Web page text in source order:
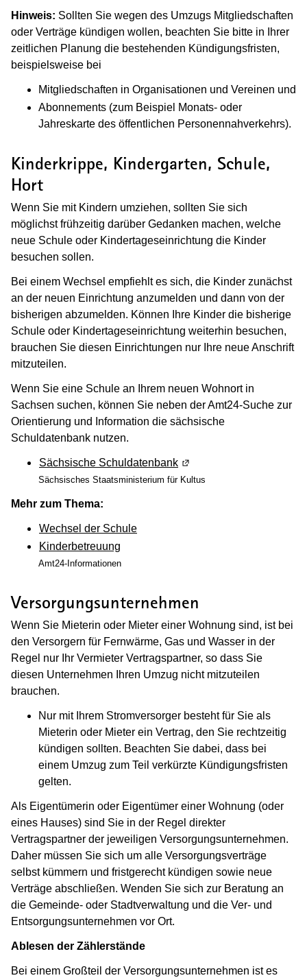
Hinweis: Sollten Sie wegen des Umzugs Mitgliedschaften
oder Verträge kündigen wollen, beachten Sie bitte in Ihrer
zeitlichen Planung die bestehenden Kündigungsfristen,
beispielsweise bei
Mitgliedschaften in Organisationen und Vereinen und
Abonnements (zum Beispiel Monats- oder
Jahreskarte des öffentlichen Personennahverkehrs).
Kinderkrippe, Kindergarten, Schule,
Hort
Wenn Sie mit Kindern umziehen, sollten Sie sich
möglichst frühzeitig darüber Gedanken machen, welche
neue Schule oder Kindertageseinrichtung die Kinder
besuchen sollen.
Bei einem Wechsel empfiehlt es sich, die Kinder zunächst
an der neuen Einrichtung anzumelden und dann von der
bisherigen abzumelden. Können Ihre Kinder die bisherige
Schule oder Kindertageseinrichtung weiterhin besuchen,
brauchen Sie diesen Einrichtungen nur Ihre neue Anschrift
mitzuteilen.
Wenn Sie eine Schule an Ihrem neuen Wohnort in
Sachsen suchen, können Sie neben der Amt24-Suche zur
Orientierung und Information die sächsische
Schuldatenbank nutzen.
Sächsische Schuldatenbank (Wird in einem neuen
Sächsisches Staatsministerium für Kultus
Mehr zum Thema:
Wechsel der Schule
Kinderbetreuung
Amt24-Informationen
Versorgungsunternehmen
Wenn Sie Mieterin oder Mieter einer Wohnung sind, ist bei
den Versorgern für Fernwärme, Gas und Wasser in der
Regel nur Ihr Vermieter Vertragspartner, so dass Sie
diesen Unternehmen Ihren Umzug nicht mitzuteilen
brauchen.
Nur mit Ihrem Stromversorger besteht für Sie als
Mieterin oder Mieter ein Vertrag, den Sie rechtzeitig
kündigen sollten. Beachten Sie dabei, dass bei
einem Umzug zum Teil verkürzte Kündigungsfristen
gelten.
Als Eigentümerin oder Eigentümer einer Wohnung (oder
eines Hauses) sind Sie in der Regel direkter
Vertragspartner der jeweiligen Versorgungsunternehmen.
Daher müssen Sie sich um alle Versorgungsverträge
selbst kümmern und fristgerecht kündigen sowie neue
Verträge abschließen. Wenden Sie sich zur Beratung an
die Gemeinde- oder Stadtverwaltung und die Ver- und
Entsorgungsunternehmen vor Ort.
Ablesen der Zählerstände
Bei einem Großteil der Versorgungsunternehmen ist es